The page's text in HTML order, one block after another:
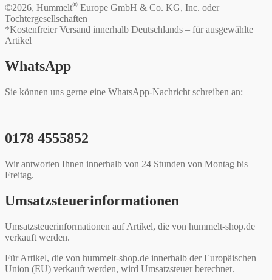
©2026, Hummelt® Europe GmbH & Co. KG, Inc. oder
Tochtergesellschaften
*Kostenfreier Versand innerhalb Deutschlands – für ausgewählte
Artikel
WhatsApp
Sie können uns gerne eine WhatsApp-Nachricht schreiben an:
0178 4555852
Wir antworten Ihnen innerhalb von 24 Stunden von Montag bis
Freitag.
Umsatzsteuerinformationen
Umsatzsteuerinformationen auf Artikel, die von hummelt-shop.de
verkauft werden.
Für Artikel, die von hummelt-shop.de innerhalb der Europäischen
Union (EU) verkauft werden, wird Umsatzsteuer berechnet.